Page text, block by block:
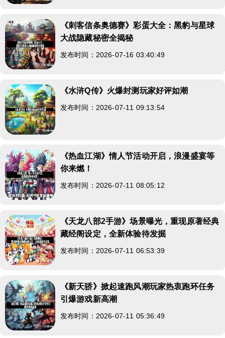
《刺客信条奥德赛》彩蛋大全：黑豹与星球
大战隐藏秘密全揭秘
发布时间：2026-07-16 03:40:49
《水浒Q传》火爆封测玩家好评如潮
发布时间：2026-07-11 09:13:54
《热血江湖》情人节活动开启，浪漫盛宴等
你来燃！
发布时间：2026-07-11 08:05:12
《天龙八部2手游》场景曝光，重现原著经典
藏经阁设定，全新体验待发掘
发布时间：2026-07-11 06:53:39
《新天骄》掀起速跑风潮玩家热衷跑环任务
引爆游戏新高潮
发布时间：2026-07-11 05:36:49